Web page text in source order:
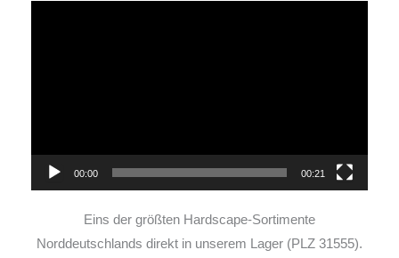
00:00 00:21
Eins der größten Hardscape-Sortimente
Norddeutschlands direkt in unserem Lager (PLZ 31555).